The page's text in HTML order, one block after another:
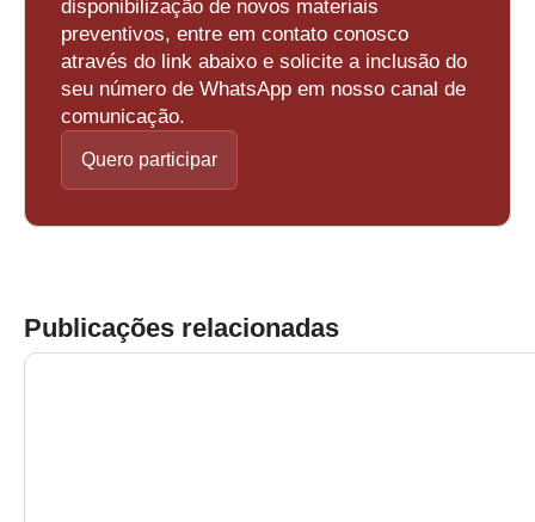
disponibilização de novos materiais
preventivos, entre em contato conosco
através do link abaixo e solicite a inclusão do
seu número de WhatsApp em nosso canal de
comunicação.
Quero participar
Publicações relacionadas